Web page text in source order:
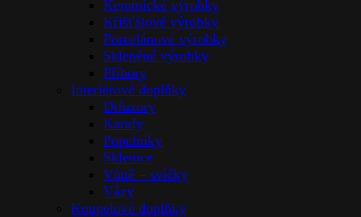
Keramické výrobky
Křišťálové výrobky
Porcelánové výrobky
Skleněné výrobky
Příbory
Interiérové doplňky
Difuzory
Karafy
Popelníky
Sklenice
Vůně – svíčky
Vázy
Koupelové doplňky